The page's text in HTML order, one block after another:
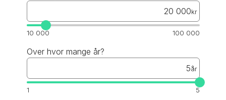
10 000 100 000
kr
Over hvor mange år?
1 5
år